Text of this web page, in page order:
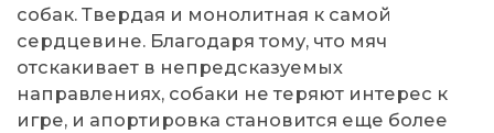
собак. Твердая и монолитная к самой
сердцевине. Благодаря тому, что мяч
отскакивает в непредсказуемых
направлениях, собаки не теряют интерес к
игре, и апортировка становится еще более